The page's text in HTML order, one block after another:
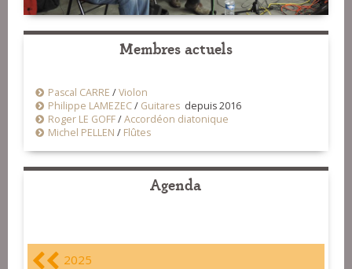
Membres actuels
Pascal CARRE /Violon
Philippe LAMEZEC/ Guitares depuis 2016
Roger LE GOFF/Accordéon diatonique
Michel PELLEN / Flûtes
Agenda
2025